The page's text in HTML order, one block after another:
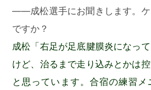
――成松選手にお聞きします。ケ
ですか？
成松「右足が足底腱膜炎になっ
けど、治るまで走り込みとかは
と思っています。合宿の練習メ